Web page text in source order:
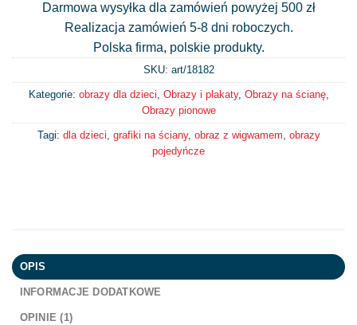
Darmowa wysyłka dla zamówień powyżej 500 zł
Realizacja zamówień 5-8 dni roboczych.
Polska firma, polskie produkty.
SKU: art/18182
Kategorie: obrazy dla dzieci, Obrazy i plakaty, Obrazy na ścianę,
Obrazy pionowe
Tagi: dla dzieci, grafiki na ściany, obraz z wigwamem, obrazy
pojedyńcze
OPIS
INFORMACJE DODATKOWE
OPINIE (1)